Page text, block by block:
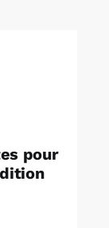
pour